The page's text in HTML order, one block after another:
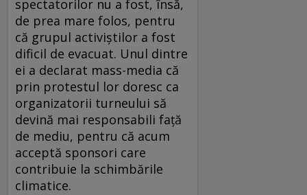
spectatorilor nu a fost, însă,
de prea mare folos, pentru
că grupul activiștilor a fost
dificil de evacuat. Unul dintre
ei a declarat mass-media că
prin protestul lor doresc ca
organizatorii turneului să
devină mai responsabili față
de mediu, pentru că acum
acceptă sponsori care
contribuie la schimbările
climatice.